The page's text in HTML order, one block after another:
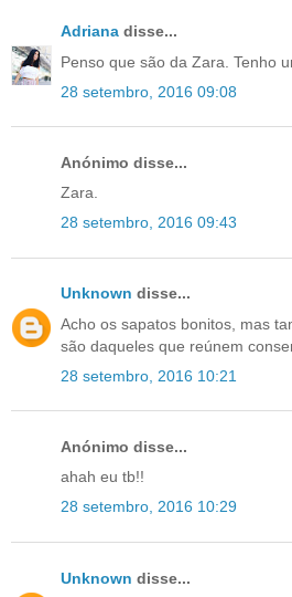
Adriana disse...
Penso que são da Zara. Tenho
28 setembro, 2016 09:08
Anónimo disse...
Zara.
28 setembro, 2016 09:43
Unknown disse...
Acho os sapatos bonitos, mas
são daqueles que reúnem
28 setembro, 2016 10:21
Anónimo disse...
ahah eu tb!!
28 setembro, 2016 10:29
Unknown disse...